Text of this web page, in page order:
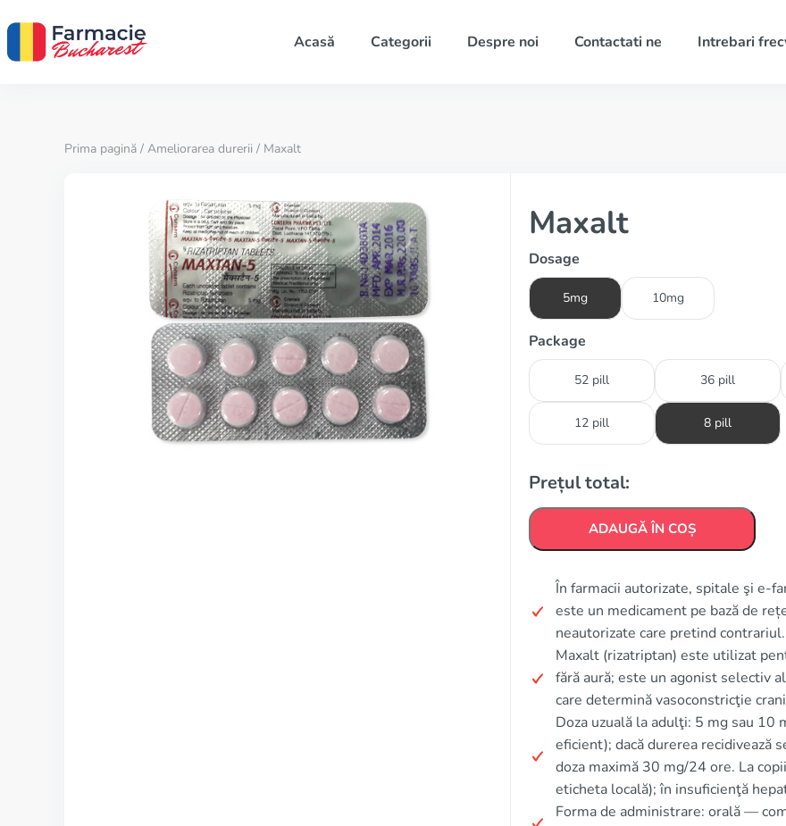
Acasă Categorii Despre noi Contactati ne Intrebari
Prima pagină / Ameliorarea durerii / Maxalt
Maxalt
Dosage
5mg 10mg
Package
52 pill 36 pill
12 pill 8 pill
Prețul total:
ADAUGĂ ÎN COȘ
În farmacii autorizate, spitale şi e-
este un medicament pe bază de
neautorizate care pretind contrariul.
Maxalt (rizatriptan) este utilizat
fără aură; este un agonist selectiv
care determină vasoconstricţie
Doza uzuală la adulţi: 5 mg sau
eficient); dacă durerea recidivează
doza maximă 30 mg/24 ore. La
eticheta locală); în insuficienţă
Forma de administrare: orală —